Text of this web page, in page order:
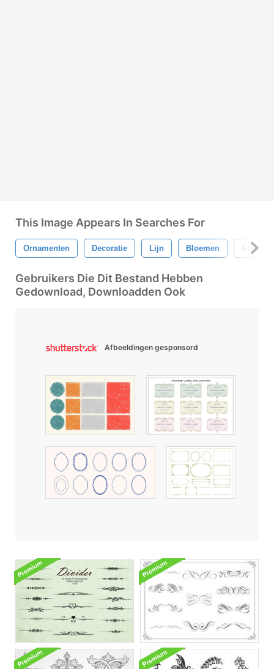
This Image Appears In Searches For
Ornamenten Decoratie Lijn Bloemen Grens
Gebruikers Die Dit Bestand Hebben
Gedownload, Downloadden Ook
Afbeeldingen gesponsord